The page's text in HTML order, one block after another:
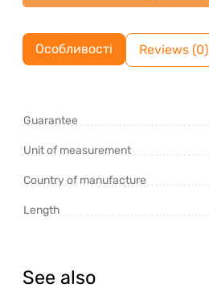
Особливості Reviews (0)
Guarantee
Unit of measurement
Country of manufacture
Length
See also